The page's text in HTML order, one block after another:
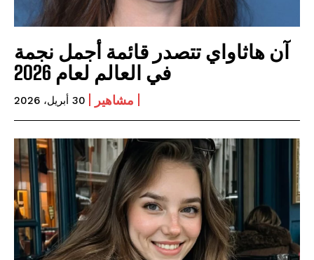
آن هاثاواي تتصدر قائمة أجمل نجمة
في العالم لعام 2026
مشاهير 30 أبريل، 2026